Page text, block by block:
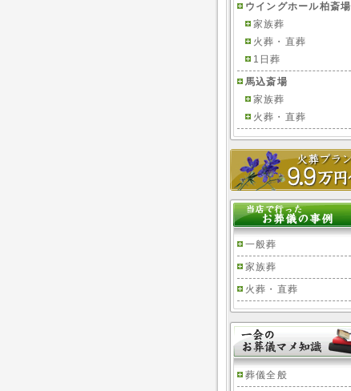
ウイングホール柏斎場
家族葬
火葬・直葬
1日葬
馬込斎場
家族葬
火葬・直葬
一般葬
家族葬
火葬・直葬
葬儀全般